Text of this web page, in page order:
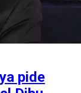
pide